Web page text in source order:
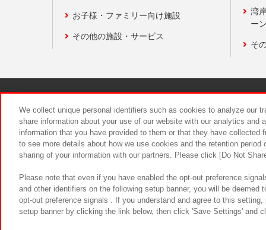
お子様・ファミリー向け施設
その他の施設・サービス
湾
ー
そ
食品のご
We collect unique personal identifiers such as cookies to analyze our
share information about your use of our website with our analytics and
information that you have provided to them or that they have
to see more details about how we use cookies and the retention
sharing of your information with our partners. Please click [Do Not
Please note that even if you have enabled the opt-out preference
and other identifiers on the following setup banner, you will be
opt-out preference signals . If you understand and agree to this
setup banner by clicking the link below, then click 'Save Settings' and